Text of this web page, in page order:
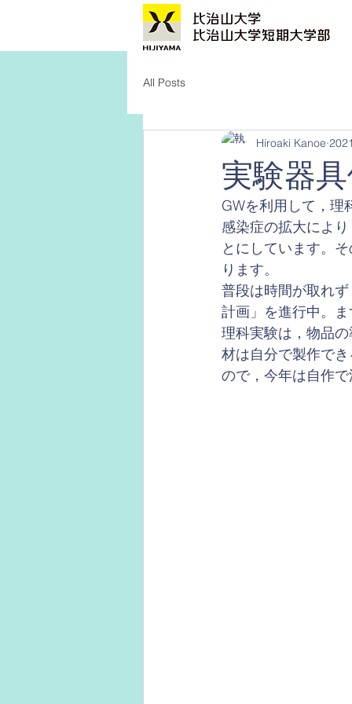
All Posts
実験器
Hiroaki Kanoe
GWを利用して，理
感染症の拡大によ
とにしています。
ります。
普段は時間が取れ
計画」を進行中。
理科実験は，物品
材は自分で製作で
ので，今年は自作